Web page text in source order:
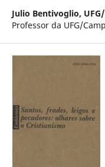
Julio Bentivoglio,
Professor da UFG/